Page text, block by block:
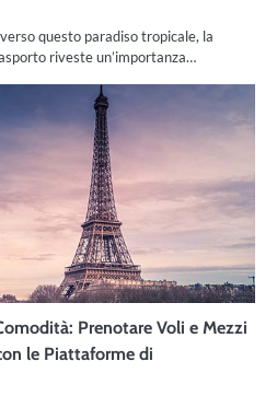
questo paradiso tropicale, la
riveste un’importanza…
Prenotare Voli e Mezzi
le Piattaforme di